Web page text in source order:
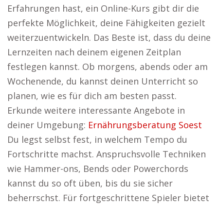
Erfahrungen hast, ein Online-Kurs gibt dir die
perfekte Möglichkeit, deine Fähigkeiten gezielt
weiterzuentwickeln. Das Beste ist, dass du deine
Lernzeiten nach deinem eigenen Zeitplan
festlegen kannst. Ob morgens, abends oder am
Wochenende, du kannst deinen Unterricht so
planen, wie es für dich am besten passt.
Erkunde weitere interessante Angebote in
deiner Umgebung: Ernährungsberatung Soest
Du legst selbst fest, in welchem Tempo du
Fortschritte machst. Anspruchsvolle Techniken
wie Hammer-ons, Bends oder Powerchords
kannst du so oft üben, bis du sie sicher
beherrschst. Für fortgeschrittene Spieler bietet